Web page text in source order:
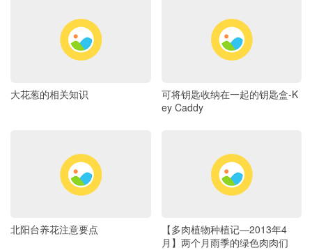
大花葱的相关知识
可将钥匙收纳在一起的钥匙盒-K
ey Caddy
北阳台养花注意要点
【多肉植物种植记―2013年4
月】两个月雨季的绿色肉肉们